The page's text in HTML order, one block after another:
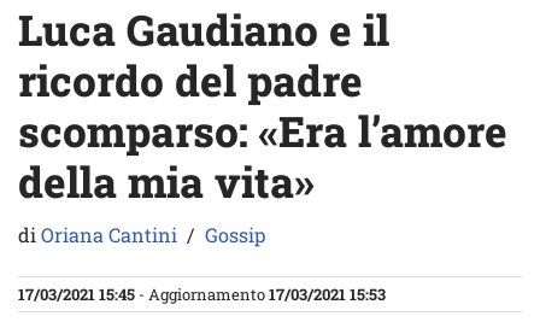
Luca Gaudiano e il
ricordo del padre
scomparso: «Era l’amore
della mia vita»
diOriana Cantini Gossip
17/03/2021 15:45 - Aggiornamento17/03/2021 15:53